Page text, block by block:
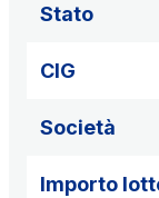
Stato
CIG
Società
Importo